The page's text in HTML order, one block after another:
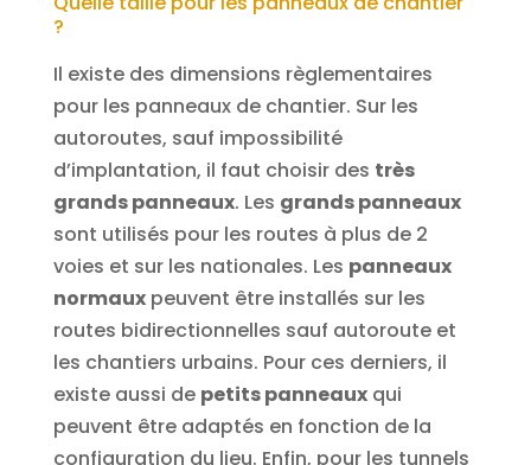
?
Il existe des dimensions règlementaires
pour les panneaux de chantier. Sur les
autoroutes, sauf impossibilité
d’implantation, il faut choisir des très
grands panneaux. Les grands panneaux
sont utilisés pour les routes à plus de 2
voies et sur les nationales. Les panneaux
normauxpeuvent être installés sur les
routes bidirectionnelles sauf autoroute et
les chantiers urbains. Pour ces derniers, il
existe aussi de petits panneauxqui
peuvent être adaptés en fonction de la
configuration du lieu. Enfin, pour les tunnels